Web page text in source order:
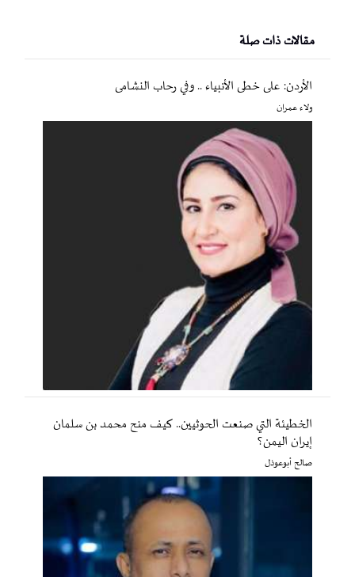
مقالات ذات صلة
الأردن: على خطى الأنبياء .. وفي رحاب النشامى
ولاء عمران
الخطيئة التي صنعت الحوثيين.. كيف منح محمد بن سلمان
إيران اليمن؟
صالح أبوعوذل